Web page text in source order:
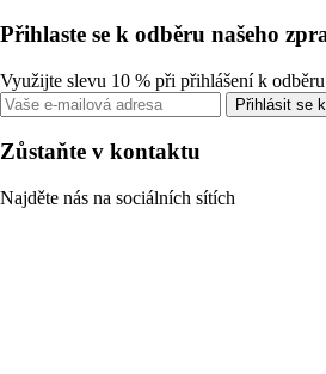
Přihlaste se k odběru našeho
Využijte slevu 10 % při přihlášení k
Přihlásit se
Zůstaňte v kontaktu
Najděte nás na sociálních sítích